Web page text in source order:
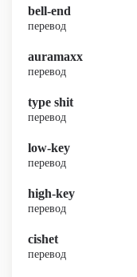
bell-end
перевод
auramaxx
перевод
type shit
перевод
low-key
перевод
high-key
перевод
cishet
перевод